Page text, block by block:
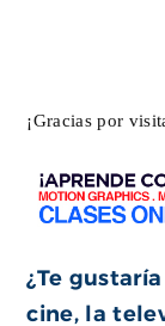
¡Gracias por
¿Te
cine, la